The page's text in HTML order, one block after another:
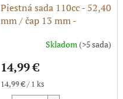
Piestná sada 110cc - 52,40
mm / čap 13 mm -
produktu
je
5,0
Skladom(>5 sada)
14,99 €
Jednotková
cena:
14,99 € / 1 ks